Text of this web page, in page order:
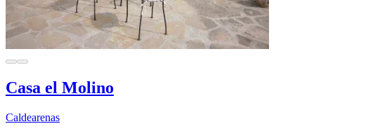
Casa el Molino
Caldearenas